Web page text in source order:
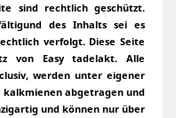
sind rechtlich geschützt.
des Inhalts sei es
verfolgt. Diese Seite
von Easy tadelakt. Alle
werden unter eigener
abgetragen und
und können nur über